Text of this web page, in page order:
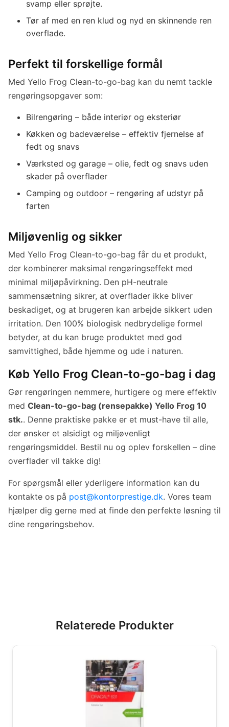
svamp eller sprøjte.
Tør af med en ren klud og nyd en skinnende ren
overflade.
Perfekt til forskellige formål
Med Yello Frog Clean-to-go-bag kan du nemt tackle
rengøringsopgaver som:
Bilrengøring – både interiør og eksteriør
Køkken og badeværelse – effektiv fjernelse af
fedt og snavs
Værksted og garage – olie, fedt og snavs uden
skader på overflader
Camping og outdoor – rengøring af udstyr på
farten
Miljøvenlig og sikker
Med Yello Frog Clean-to-go-bag får du et produkt,
der kombinerer maksimal rengøringseffekt med
minimal miljøpåvirkning. Den pH-neutrale
sammensætning sikrer, at overflader ikke bliver
beskadiget, og at brugeren kan arbejde sikkert uden
irritation. Den 100% biologisk nedbrydelige formel
betyder, at du kan bruge produktet med god
samvittighed, både hjemme og ude i naturen.
Køb Yello Frog Clean-to-go-bag i dag
Gør rengøringen nemmere, hurtigere og mere effektiv
med Clean-to-go-bag (rensepakke) Yello Frog 10
stk.. Denne praktiske pakke er et must-have til alle,
der ønsker et alsidigt og miljøvenligt
rengøringsmiddel. Bestil nu og oplev forskellen – dine
overflader vil takke dig!
For spørgsmål eller yderligere information kan du
kontakte os på post@kontorprestige.dk. Vores team
hjælper dig gerne med at finde den perfekte løsning til
dine rengøringsbehov.
Relaterede Produkter